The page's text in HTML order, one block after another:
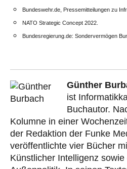
Bundeswehr.de, Pressemitteilungen zu
NATO Strategic Concept 2022.
Bundesregierung.de: Sondervermögen
Günther
ist
Buchautor.
Kolumne in einer
der Redaktion der Funke
veröffentlichte vier Bücher
Künstlicher Intelligenz